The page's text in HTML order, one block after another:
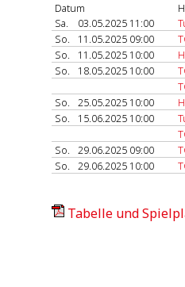
Datum
Sa.
03.05.2025 11:00
So.
11.05.2025 09:00
So.
11.05.2025 10:00
So.
18.05.2025 10:00
So.
25.05.2025 10:00
So.
15.06.2025 10:00
So.
29.06.2025 09:00
So.
29.06.2025 10:00
Tabelle und